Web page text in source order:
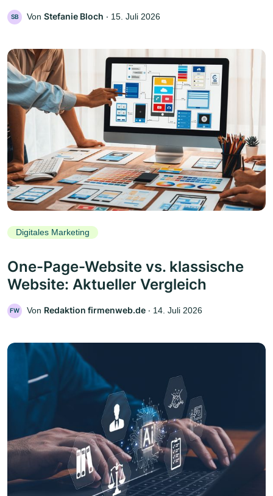
SB Von Stefanie Bloch ‧ 15. Juli 2026
Digitales Marketing
One-Page-Website vs. klassische
Website: Aktueller Vergleich
FW Von Redaktion firmenweb.de ‧ 14. Juli 2026